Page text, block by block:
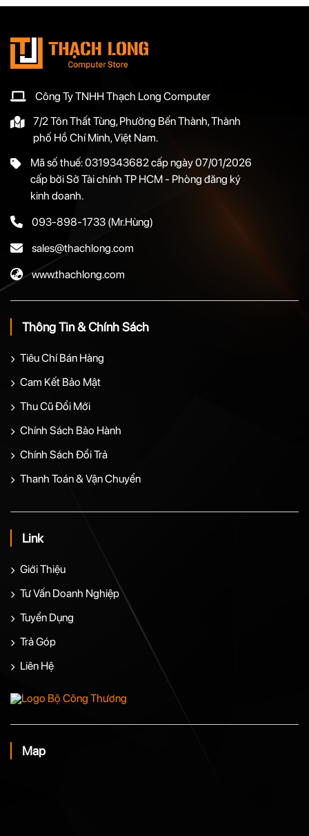
Công Ty TNHH Thạch Long Computer
7/2 Tôn Thất Tùng, Phường Bến Thành, Thành
phố Hồ Chí Minh, Việt Nam.
Mã số thuế: 0319343682 cấp ngày 07/01/2026
cấp bởi Sở Tài chính TP HCM - Phòng đăng ký
kinh doanh.
093-898-1733 (Mr.Hùng)
sales@thachlong.com
www.thachlong.com
Thông Tin & Chính Sách
Tiêu Chí Bán Hàng
Cam Kết Bảo Mật
Thu Cũ Đổi Mới
Chính Sách Bảo Hành
Chính Sách Đổi Trả
Thanh Toán & Vận Chuyển
Link
Giới Thiệu
Tư Vấn Doanh Nghiệp
Tuyển Dụng
Trả Góp
Liên Hệ
Map